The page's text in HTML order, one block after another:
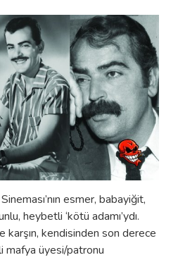
esmer, babayiğit,
heybetli ‘kötü adamı’ydı.
karşın, kendisinden son derece
mafya üyesi/patronu